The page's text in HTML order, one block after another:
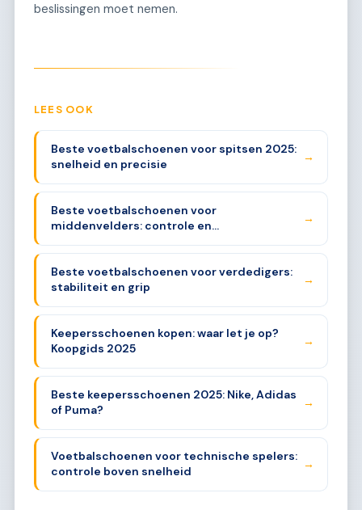
beslissingen moet nemen.
LEES OOK
Beste voetbalschoenen voor spitsen 2025:
snelheid en precisie
→
Beste voetbalschoenen voor
middenvelders: controle en
→
Beste voetbalschoenen voor verdedigers:
stabiliteit en grip
→
Keepersschoenen kopen: waar let je op?
Koopgids 2025
→
Beste keepersschoenen 2025: Nike, Adidas
of Puma?
→
Voetbalschoenen voor technische spelers:
controle boven snelheid
→